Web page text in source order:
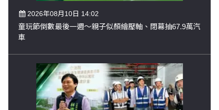
2026年08月10日 14:02
童玩節倒數最後一週～親子似顏繪壓軸、閉幕抽67.9萬汽
車